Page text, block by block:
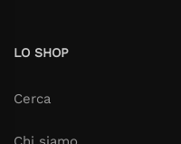
LO SHOP
Cerca